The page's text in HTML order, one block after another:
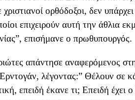
ορθόδοξοι, δεν
επιχειρούν αυτή την άθλια
επισήμανε ο πρωθυπουργός.
απάντησε αναφερόμενος
λέγοντας:” Θέλουν σε
επειδή έκανε τι; Επειδή έχει